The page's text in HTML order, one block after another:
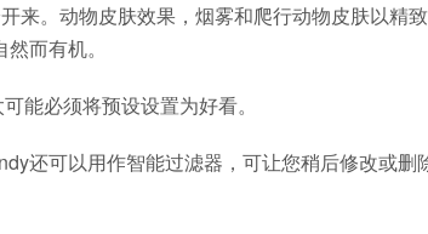
来。动物皮肤效果，烟雾和爬行动物皮肤以精
而有机。
能必须将预设设置为好看。
还可以用作智能过滤器，可让您稍后修改或删